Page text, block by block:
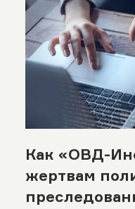
Как «ОВД-
жертвам